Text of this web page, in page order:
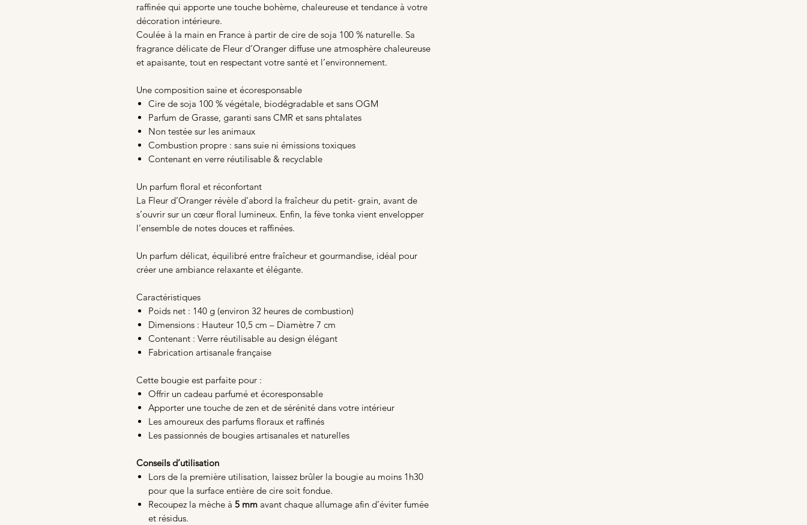
raffinée qui apporte une touche bohème, chaleureuse et tendance à votre
décoration intérieure.
Coulée à la main en France à partir de cire de soja 100 % naturelle. Sa
fragrance délicate de Fleur d’Oranger diffuse une atmosphère chaleureuse
et apaisante, tout en respectant votre santé et l’environnement.
Une composition saine et écoresponsable
Cire de soja 100 % végétale, biodégradable et sans OGM
Parfum de Grasse, garanti sans CMR et sans phtalates
Non testée sur les animaux
Combustion propre : sans suie ni émissions toxiques
Contenant en verre réutilisable & recyclable
Un parfum floral et réconfortant
La Fleur d’Oranger révèle d’abord la fraîcheur du petit- grain, avant de
s’ouvrir sur un cœur floral lumineux. Enfin, la fève tonka vient envelopper
l’ensemble de notes douces et raffinées.
Un parfum délicat, équilibré entre fraîcheur et gourmandise, idéal pour
créer une ambiance relaxante et élégante.
Caractéristiques
Poids net : 140 g (environ 32 heures de combustion)
Dimensions : Hauteur 10,5 cm – Diamètre 7 cm
Contenant : Verre réutilisable au design élégant
Fabrication artisanale française
Cette bougie est parfaite pour :
Offrir un cadeau parfumé et écoresponsable
Apporter une touche de zen et de sérénité dans votre intérieur
Les amoureux des parfums floraux et raffinés
Les passionnés de bougies artisanales et naturelles
Conseils d’utilisation
Lors de la première utilisation, laissez brûler la bougie au moins 1h30
pour que la surface entière de cire soit fondue.
Recoupez la mèche à 5 mm avant chaque allumage afin d’éviter fumée
et résidus.